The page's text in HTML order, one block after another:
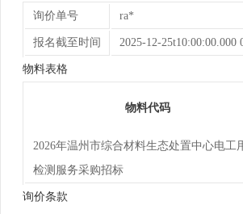
询价单号 ra*
报名截至时间 2025-12-25t10:00:00.000
物料表格
物料代码
2026年温州市综合材料生态处置中心电工
检测服务采购招标
询价条款